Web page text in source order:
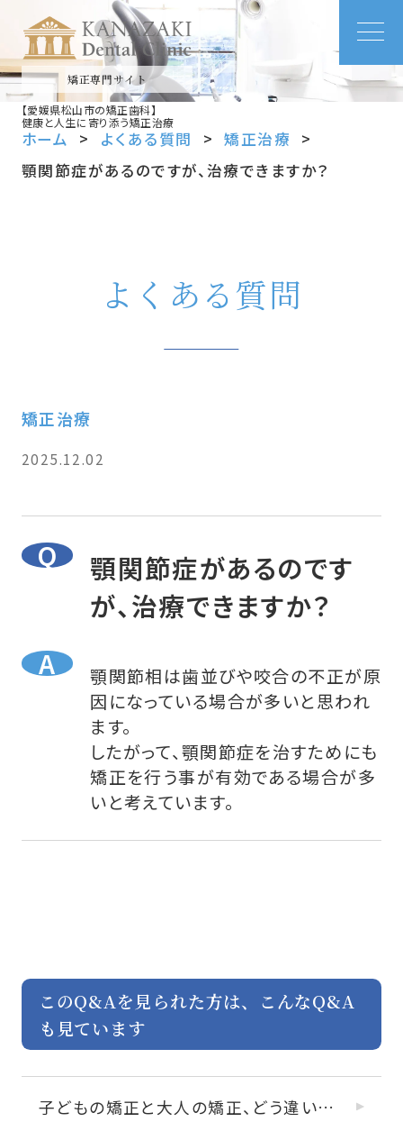
矯正専門サイト
【愛媛県松山市の矯正歯科】
健康と人生に寄り添う矯正治療
ホーム よくある質問
矯正治療
顎関節症があるのですが、治療できますか？
よくある質問
矯正治療
2025.12.02
顎関節症があるのです
が、治療できますか？
顎関節相は歯並びや咬合の不正が原
因になっている場合が多いと思われ
ます。
したがって、顎関節症を治すためにも
矯正を行う事が有効である場合が多
いと考えています。
このQ&Aを見られた方は、こんなQ&A
も見ています
子どもの矯正と大人の矯正、どう違いますか？